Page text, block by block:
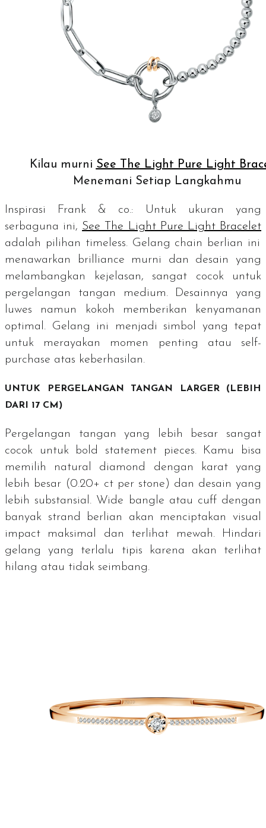
Kilau murni See The Light Pure Light
Menemani Setiap Langkahmu
Inspirasi Frank & co.: Untuk ukuran yang
serbaguna ini, See The Light Pure Light Bracelet
adalah pilihan timeless. Gelang chain
berlian ini
menawarkan
brilliance murni dan desain yang
melambangkan kejelasan, sangat cocok untuk
pergelangan tangan
medium. Desainnya yang
luwes namun kokoh memberikan kenyamanan
optimal. Gelang ini menjadi simbol yang tepat
untuk merayakan momen penting atau self-
purchase atas keberhasilan.
UNTUK PERGELANGAN TANGAN LARGER(LEBIH
DARI 17 CM)
Pergelangan tangan yang lebih besar sangat
cocok untuk
bold statement pieces. Kamu bisa
memilih natural diamond
dengan karat yang
lebih besar (0.20+ ct per stone ) dan desain yang
lebih substansial. Wide bangle atau cuffdengan
banyak strand berlian akan menciptakanvisual
impact maksimal dan terlihat mewah. Hindari
gelang yang terlalu tipis karena akan terlihat
hilang atau tidak seimbang.